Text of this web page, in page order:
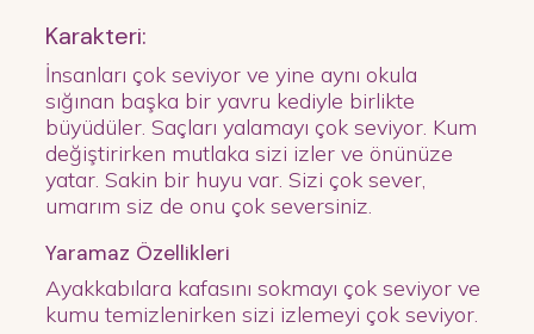
Karakteri:
İnsanları çok seviyor ve yine aynı okula
sığınan başka bir yavru kediyle birlikte
büyüdüler. Saçları yalamayı çok seviyor. Kum
değiştirirken mutlaka sizi izler ve önünüze
yatar. Sakin bir huyu var. Sizi çok sever,
umarım siz de onu çok seversiniz.
Yaramaz Özellikleri
Ayakkabılara kafasını sokmayı çok seviyor ve
kumu temizlenirken sizi izlemeyi çok seviyor.